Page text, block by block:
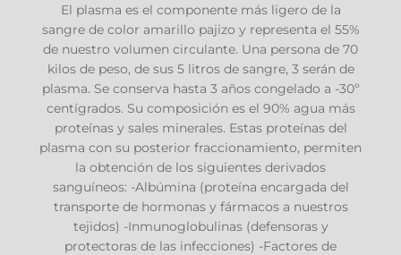
El plasma es el componente más ligero de la
sangre de color amarillo pajizo y representa el 55%
de nuestro volumen circulante. Una persona de 70
kilos de peso, de sus 5 litros de sangre, 3 serán de
plasma. Se conserva hasta 3 años congelado a -30º
centígrados. Su composición es el 90% agua más
proteínas y sales minerales. Estas proteínas del
plasma con su posterior fraccionamiento, permiten
la obtención de los siguientes derivados
sanguíneos: -Albúmina (proteína encargada del
transporte de hormonas y fármacos a nuestros
tejidos) -Inmunoglobulinas (defensoras y
protectoras de las infecciones) -Factores de